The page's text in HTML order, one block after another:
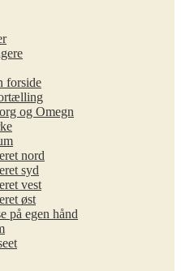
forside
og Omegn
nord
syd
vest
øst
på egen hånd